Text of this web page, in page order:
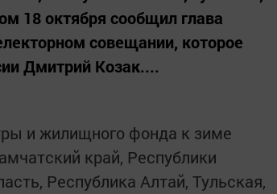
18 октября сообщил глава
совещании, которое
Дмитрий Козак....
и жилищного фонда к зиме
край, Республики
Республика Алтай, Тульская,